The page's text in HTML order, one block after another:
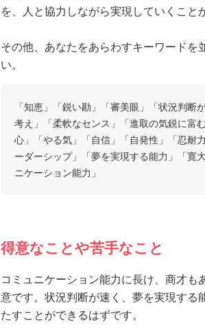
を、人と協力しながら実現していくこと
その他、あなたをあらわすキーワードを
い。
「知恵」「鋭い勘」「審美眼」「状況判
考え」「柔軟なセンス」「進取の気鋭に富
心」「やる気」「自信」「自発性」「忍耐
ーダーシップ」「夢を実現する能力」「寛
ニケーション能力」
得意なことや苦手なこと
コミュニケーション能力に長け、商才
意です。状況判断が速く、夢を実現する
たすことができるはずです。